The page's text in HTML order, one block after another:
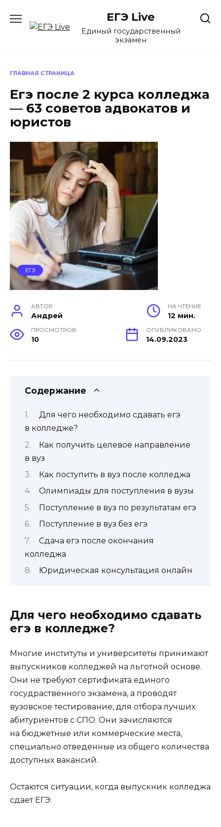
содержанию
ЕГЭ Live
Единый государственный
экзамен
ГЛАВНАЯ СТРАНИЦА
Егэ после 2 курса колледжа
— 63 советов адвокатов и
юристов
ЕГЭ
АВТОР
Андрей
НА ЧТЕНИЕ
12 мин.
ПРОСМОТРОВ
10
ОПУБЛИКОВАНО
14.09.2023
Содержание
Для чего необходимо сдавать егэ
в колледже?
Как получить целевое направление
в вуз
Как поступить в вуз после колледжа
Олимпиады для поступления в вузы
Поступление в вуз по результатам егэ
Поступление в вуз без егэ
Сдача егэ после окончания
колледжа
Юридическая консультация онлайн
Для чего необходимо сдавать
егэ в колледже?
Многие институты и университеты принимают
выпускников колледжей на льготной основе.
Они не требуют сертификата единого
госудраственного экзамена, а проводят
вузовское тестирование, для отбора лучших
абитуриентов с СПО. Они зачисляются
на бюджетные или коммерческие места,
специально отведенные из общего количества
доступных вакансий.
Остаются ситуации, когда выпускник колледжа
сдает ЕГЭ: